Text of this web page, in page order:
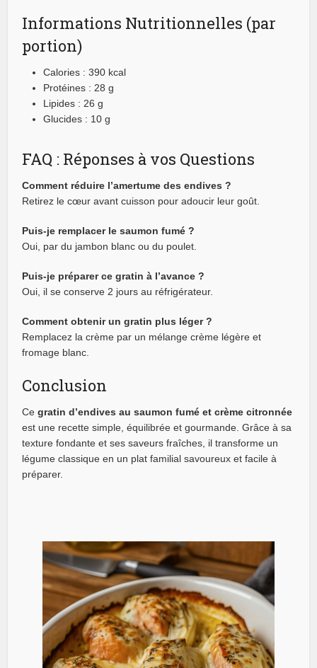
Informations Nutritionnelles (par
portion)
Calories : 390 kcal
Protéines : 28 g
Lipides : 26 g
Glucides : 10 g
FAQ : Réponses à vos Questions
Comment réduire l’amertume des endives ?
Retirez le cœur avant cuisson pour adoucir leur goût.
Puis-je remplacer le saumon fumé ?
Oui, par du jambon blanc ou du poulet.
Puis-je préparer ce gratin à l’avance ?
Oui, il se conserve 2 jours au réfrigérateur.
Comment obtenir un gratin plus léger ?
Remplacez la crème par un mélange crème légère et
fromage blanc.
Conclusion
Cegratin d’endives au saumon fumé et crème citronnée
est une recette simple, équilibrée et gourmande. Grâce à sa
texture fondante et ses saveurs fraîches, il transforme un
légume classique en un plat familial savoureux et facile à
préparer.